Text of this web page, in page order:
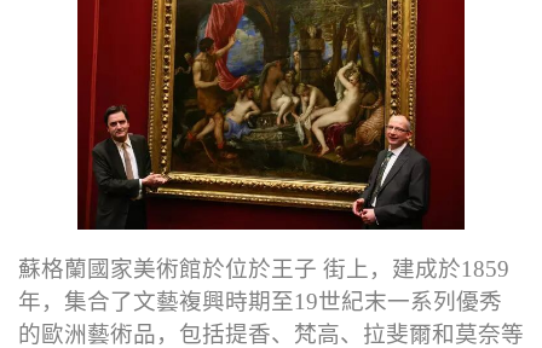
蘇格蘭國家美術館於位於王子 街上，建成於1859
年，集合了文藝複興時期至19世紀末一系列優秀
的歐洲藝術品，包括提香、梵高、拉斐爾和莫奈等